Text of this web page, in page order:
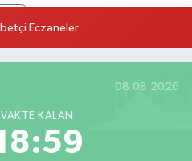
Eczaneler
08.08.2026
KALAN